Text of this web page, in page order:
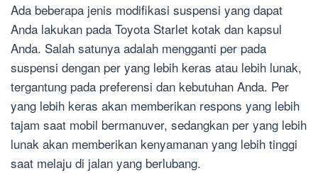
Ada beberapa jenis modifikasi suspensi yang dapat
Anda lakukan pada Toyota Starlet kotak dan kapsul
Anda. Salah satunya adalah mengganti per pada
suspensi dengan per yang lebih keras atau lebih lunak,
tergantung pada preferensi dan kebutuhan Anda. Per
yang lebih keras akan memberikan respons yang lebih
tajam saat mobil bermanuver, sedangkan per yang lebih
lunak akan memberikan kenyamanan yang lebih tinggi
saat melaju di jalan yang berlubang.